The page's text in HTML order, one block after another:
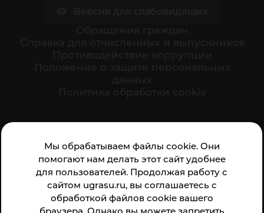
Мы обрабатываем файлы cookie. Они
помогают нам делать этот сайт удобнее
для пользователей. Продолжая работу с
сайтом ugrasu.ru, вы соглашаетесь с
обработкой файлов cookie вашего
организации: